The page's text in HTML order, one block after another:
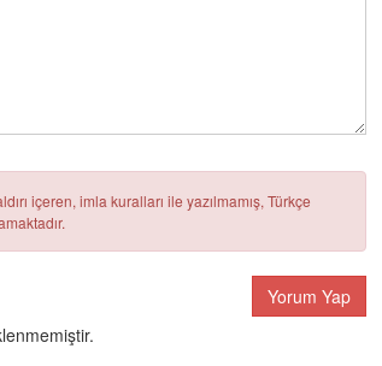
içeren, imla kuralları ile yazılmamış, Türkçe
Yorum Yap